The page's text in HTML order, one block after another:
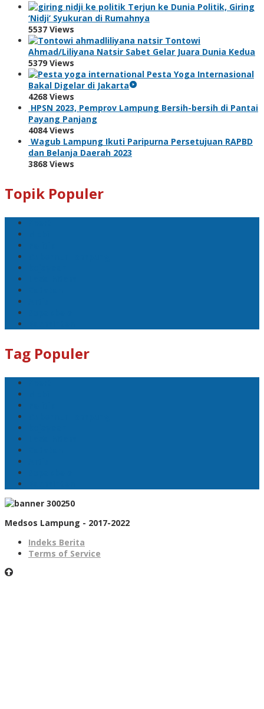
Terjun ke Dunia Politik, Giring
‘Nidji’ Syukuran di Rumahnya
5537 Views
Tontowi
Ahmad/Liliyana Natsir Sabet Gelar Juara Dunia Kedua
5379 Views
Pesta Yoga Internasional
Bakal Digelar di Jakarta
4268 Views
HPSN 2023, Pemprov Lampung Bersih-bersih di Pantai
Payang Panjang
4084 Views
Wagub Lampung Ikuti Paripurna Persetujuan RAPBD
dan Belanja Daerah 2023
3868 Views
Topik Populer
Tag Populer
Medsos Lampung - 2017-2022
Indeks Berita
Terms of Service